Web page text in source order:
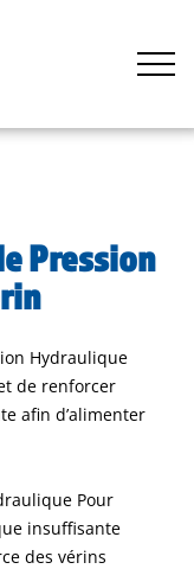
Pression
Hydraulique
de renforcer
afin d’alimenter
Pour
insuffisante
des vérins